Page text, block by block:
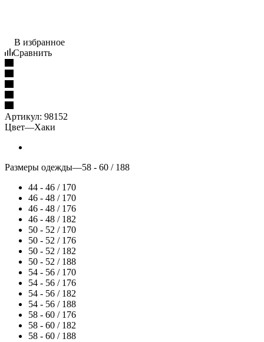
В избранное
Сравнить
Артикул: 98152
Цвет—Хаки
Размеры одежды—58 - 60 / 188
44 - 46 / 170
46 - 48 / 170
46 - 48 / 176
46 - 48 / 182
50 - 52 / 170
50 - 52 / 176
50 - 52 / 182
50 - 52 / 188
54 - 56 / 170
54 - 56 / 176
54 - 56 / 182
54 - 56 / 188
58 - 60 / 176
58 - 60 / 182
58 - 60 / 188